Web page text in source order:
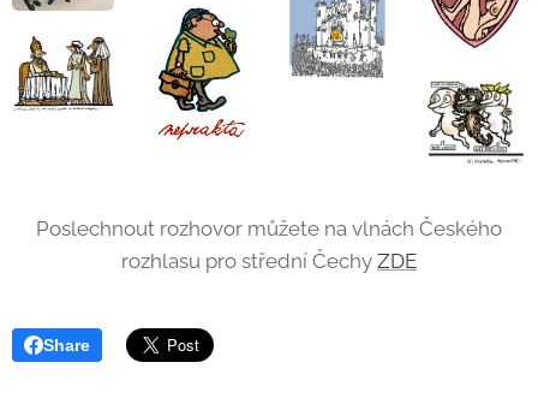
Poslechnout rozhovor můžete na vlnách Českého
rozhlasu pro střední Čechy ZDE
Share